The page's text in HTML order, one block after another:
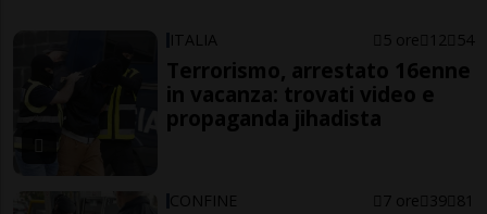
ITALIA 5 ore 12 54
Terrorismo, arrestato 16enne
in vacanza: trovati video e
propaganda jihadista
CONFINE 7 ore 39 81